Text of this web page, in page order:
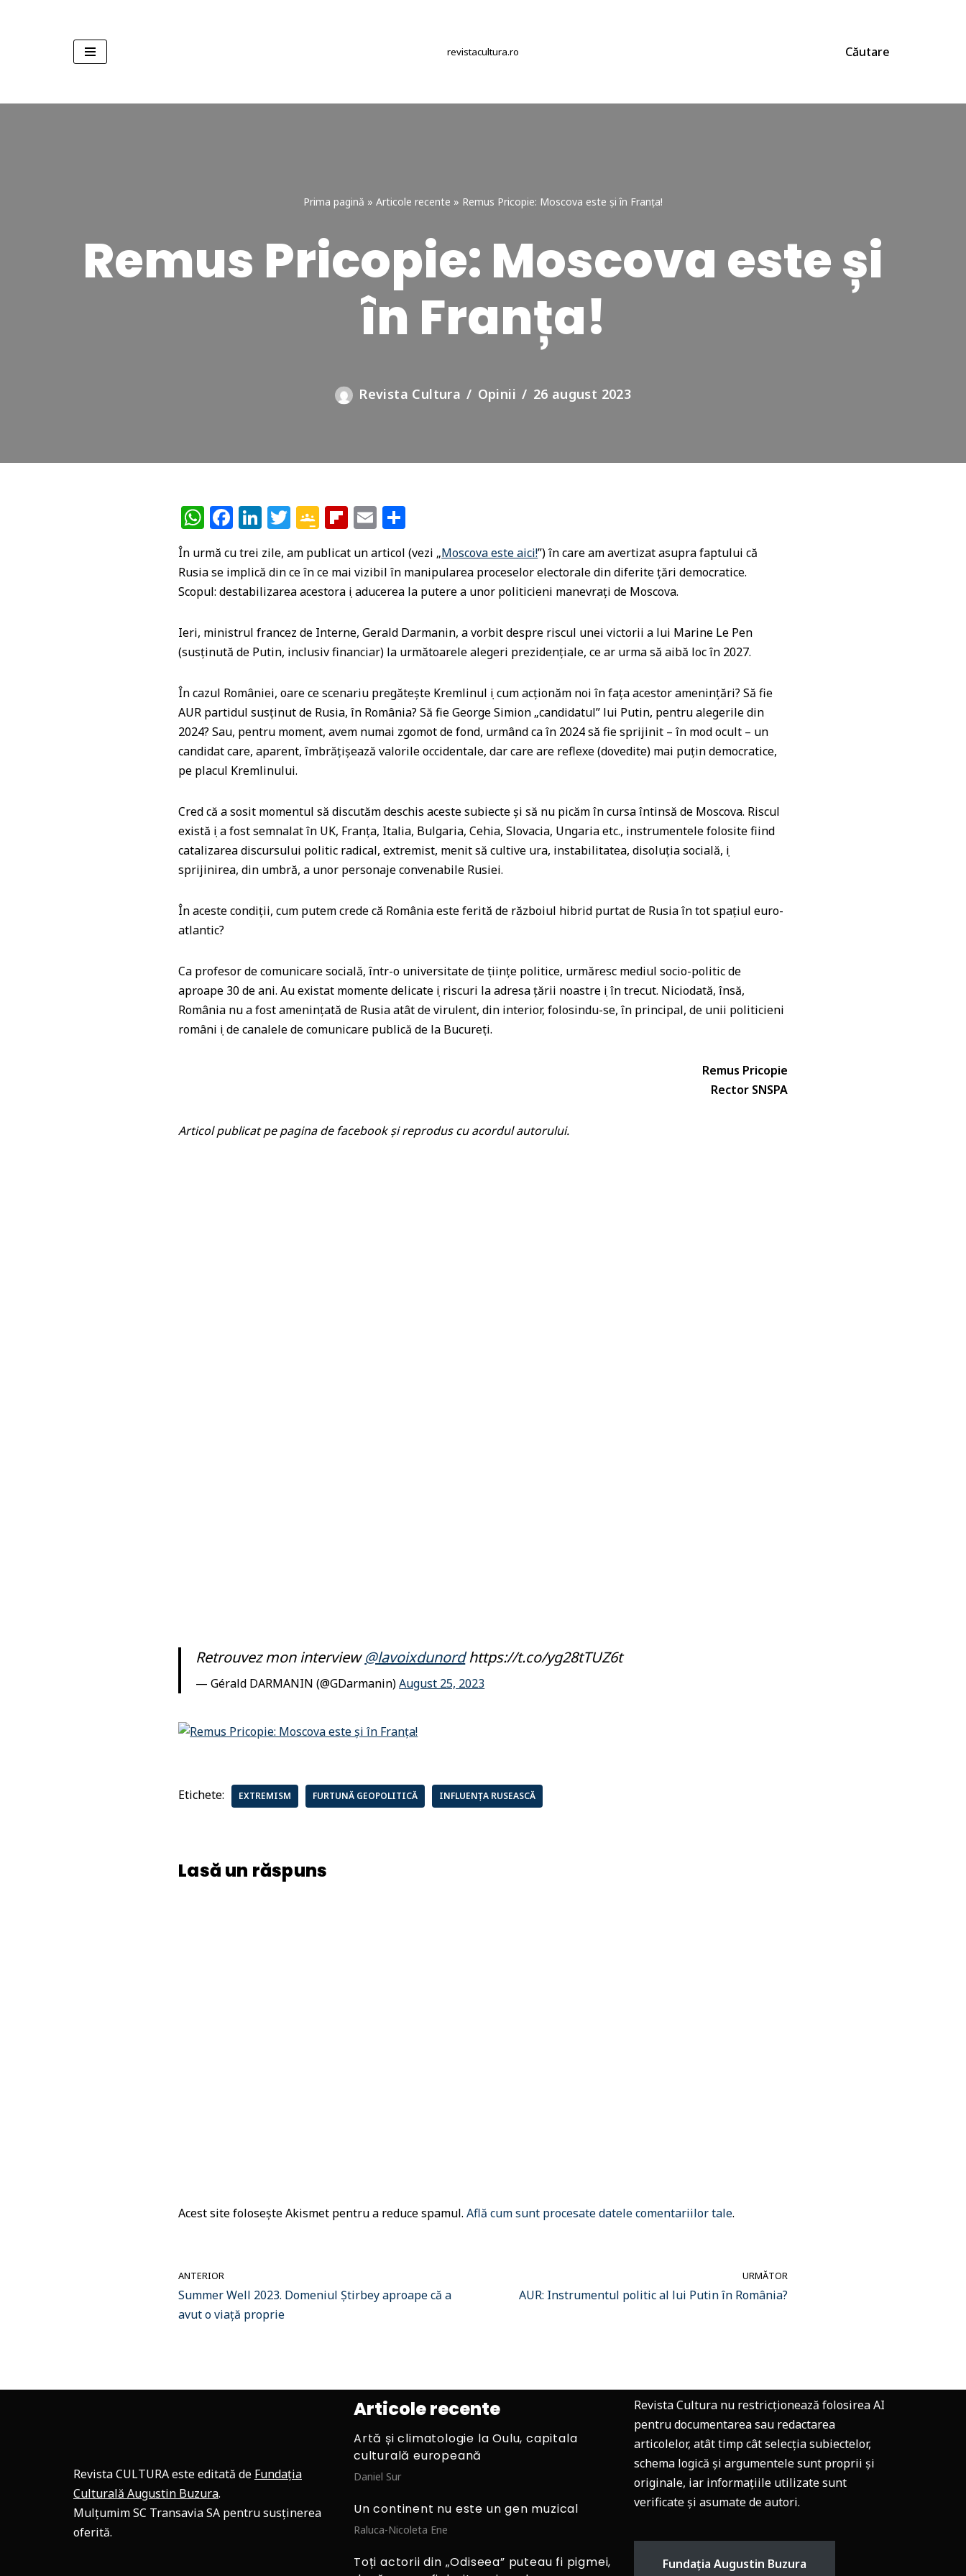
revistacultura.ro Căutare
Prima pagină » Articole recente » Remus Pricopie: Moscova este și în Franța!
Remus Pricopie: Moscova este și
în Franța!
Revista Cultura Opinii 26 august 2023
W
h
at
s
p
p
F
c
e
o
o
Li
n
k
e
n
T
itt
e
G
o
o
gl
Cl
a
r
o
o
Fl
b
o
d
E
m
ai
l
ar
ta
je
az
ă
În urmă cu trei zile, am publicat un articol (vezi „Moscova este aici!”) în care am avertizat asupra faptului că
Rusia se implică din ce în ce mai vizibil în manipularea proceselor electorale din diferite țări democratice.
Scopul: destabilizarea acestora ṣi aducerea la putere a unor politicieni manevrați de Moscova.
Ieri, ministrul francez de Interne, Gerald Darmanin, a vorbit despre riscul unei victorii a lui Marine Le Pen
(susținută de Putin, inclusiv financiar) la următoarele alegeri prezidențiale, ce ar urma să aibă loc în 2027.
În cazul României, oare ce scenariu pregătește Kremlinul ṣi cum acționăm noi în fața acestor amenințări? Să fie
AUR partidul susținut de Rusia, în România? Să fie George Simion „candidatul” lui Putin, pentru alegerile din
2024? Sau, pentru moment, avem numai zgomot de fond, urmând ca în 2024 să fie sprijinit – în mod ocult – un
candidat care, aparent, îmbrățișează valorile occidentale, dar care are reflexe (dovedite) mai puțin democratice,
pe placul Kremlinului.
Cred că a sosit momentul să discutăm deschis aceste subiecte și să nu picăm în cursa întinsă de Moscova. Riscul
există ṣi a fost semnalat în UK, Franța, Italia, Bulgaria, Cehia, Slovacia, Ungaria etc., instrumentele folosite fiind
catalizarea discursului politic radical, extremist, menit să cultive ura, instabilitatea, disoluția socială, ṣi
sprijinirea, din umbră, a unor personaje convenabile Rusiei.
În aceste condiții, cum putem crede că România este ferită de războiul hibrid purtat de Rusia în tot spațiul euro-
atlantic?
Ca profesor de comunicare socială, într-o universitate de ṣtiințe politice, urmăresc mediul socio-politic de
aproape 30 de ani. Au existat momente delicate ṣi riscuri la adresa țării noastre ṣi în trecut. Niciodată, însă,
România nu a fost amenințată de Rusia atât de virulent, din interior, folosindu-se, în principal, de unii politicieni
români ṣi de canalele de comunicare publică de la Bucureṣti.
Remus Pricopie
Rector SNSPA
Articol publicat pe pagina de facebook și reprodus cu acordul autorului.
Retrouvez mon interview@lavoixdunordhttps://t.co/yg28tTUZ6t
— Gérald DARMANIN (@GDarmanin)August 25, 2023
Etichete: EXTREMISM FURTUNĂ GEOPOLITICĂ INFLUENȚA RUSEASCĂ
Lasă un răspuns
Acest site folosește Akismet pentru a reduce spamul.Află cum sunt procesate datele comentariilor tale.
ANTERIOR
Summer Well 2023. Domeniul Știrbey aproape că a
avut o viață proprie
URMĂTOR
AUR: Instrumentul politic al lui Putin în România?
Revista CULTURA este editată de Fundația
Culturală Augustin Buzura.
Mulțumim SC Transavia SA pentru susținerea
oferită.
Articole recente
Artă și climatologie la Oulu, capitala
culturală europeană
Daniel Sur
Un continent nu este un gen muzical
Raluca-Nicoleta Ene
Toți actorii din „Odiseea” puteau fi pigmei,
Revista Cultura nu restricționează folosirea AI
pentru documentarea sau redactarea
articolelor, atât timp cât selecția subiectelor,
schema logică și argumentele sunt proprii și
originale, iar informațiile utilizate sunt
verificate și asumate de autori.
Fundația Augustin Buzura